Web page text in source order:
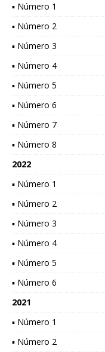
▪ Número 1
▪ Número 2
▪ Número 3
▪ Número 4
▪ Número 5
▪ Número 6
▪ Número 7
▪ Número 8
2022
▪ Número 1
▪ Número 2
▪ Número 3
▪ Número 4
▪ Número 5
▪ Número 6
2021
▪ Número 1
▪ Número 2